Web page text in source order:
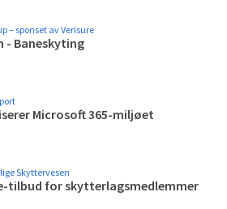
– sponset av Verisure
- Baneskyting
Microsoft 365-miljøet
Skyttervesen
tilbud for skytterlagsmedlemmer